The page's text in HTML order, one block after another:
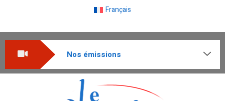
Français
Nos émissions